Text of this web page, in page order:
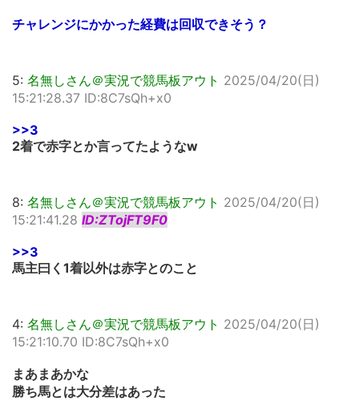
チャレンジにかかった経費は回収できそう？
5: 名無しさん＠実況で競馬板アウト 2025/04/20(日)
15:21:28.37 ID:8C7sQh+x0
>>3
2着で赤字とか言ってたようなw
8: 名無しさん＠実況で競馬板アウト 2025/04/20(日)
15:21:41.28 ID:ZTojFT9F0
>>3
馬主曰く1着以外は赤字とのこと
4: 名無しさん＠実況で競馬板アウト 2025/04/20(日)
15:21:10.70 ID:8C7sQh+x0
まあまあかな
勝ち馬とは大分差はあった